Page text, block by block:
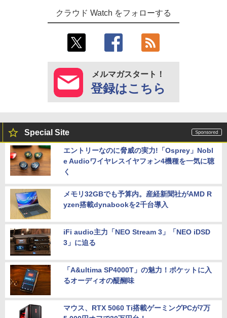
クラウド Watch をフォローする
メルマガスタート！
登録はこちら
Special Site
エントリーなのに脅威の実力!「Osprey」Nobl
e Audioワイヤレスイヤフォン4機種を一気に聴
く
メモリ32GBでも予算内。産経新聞社がAMD R
yzen搭載dynabookを2千台導入
iFi audio主力「NEO Stream 3」「NEO iDSD
3」に迫る
「A&ultima SP4000T」の魅力！ポケットに入
るオーディオの醍醐味
マウス、RTX 5060 Ti搭載ゲーミングPCが7万